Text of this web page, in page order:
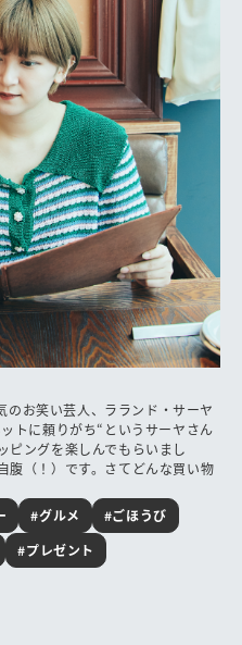
のお笑い芸人、ラランド・サーヤ
トに頼りがち“というサーヤさん
ピングを楽しんでもらいまし
（！）です。さてどんな買い物
#グルメ
#ごほうび
#プレゼント